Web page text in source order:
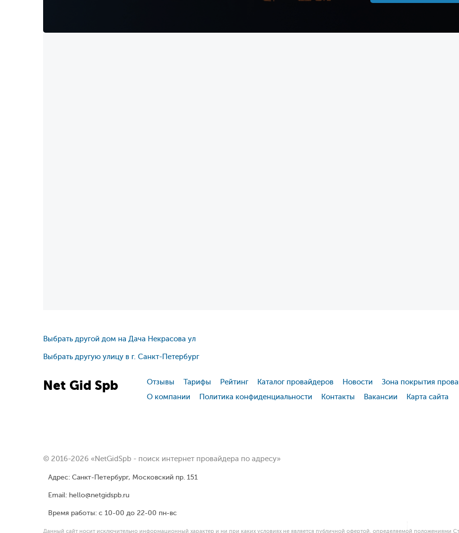
Выбрать другой дом на Дача Некрасова ул
Выбрать другую улицу в г. Санкт-Петербург
Net Gid Spb Отзывы Тарифы Рейтинг Каталог провайдеров Новости
Зона покрытия
О компании
Политика конфиденциальности Контакты Вакансии Карта сайта
© 2016-2026 «NetGidSpb - поиск интернет провайдера по адресу»
Адрес: Санкт-Петербург, Московский пр. 151
Email: hello@netgidspb.ru
Время работы: с 10-00 до 22-00 пн-вс
Данный сайт носит исключительно информационный характер и ни при каких условиях не является публичной офертой, определяемой положениями